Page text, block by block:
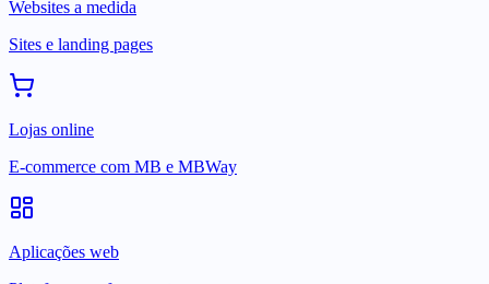
Websites a medida
Sites e landing pages
Lojas online
E-commerce com MB e MBWay
Aplicações web